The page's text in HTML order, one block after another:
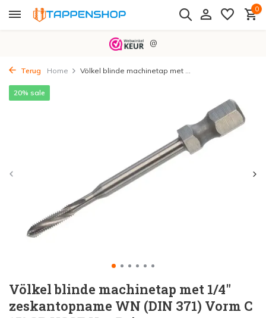
0
@
Terug Home Völkel blinde machinetap met ...
Völkel blinde machinetap met 1/4"
zeskantopname WN (DIN 371) Vorm C
20% sale